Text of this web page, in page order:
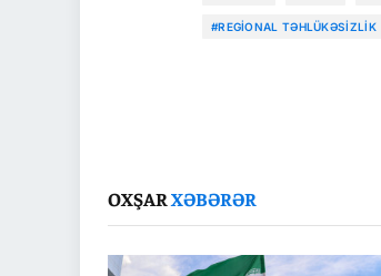
#REGIONAL TƏHLÜKƏSIZLIK
OXŞARXƏBƏRƏR